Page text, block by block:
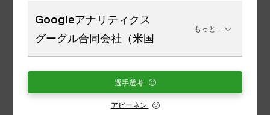
Googleアナリティクス
グーグル合同会社（米国
もっと...
アビーネン
選手選考